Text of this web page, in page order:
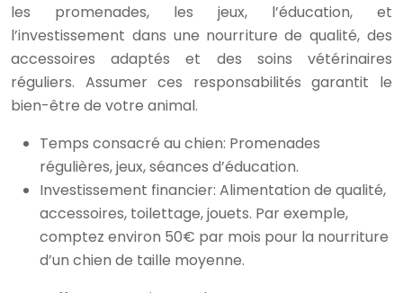
les promenades, les jeux, l’éducation, et
l’investissement dans une nourriture de qualité, des
accessoires adaptés et des soins vétérinaires
réguliers. Assumer ces responsabilités garantit le
bien-être de votre animal.
Temps consacré au chien: Promenades
régulières, jeux, séances d’éducation.
Investissement financier: Alimentation de qualité,
accessoires, toilettage, jouets. Par exemple,
comptez environ 50€ par mois pour la nourriture
d’un chien de taille moyenne.